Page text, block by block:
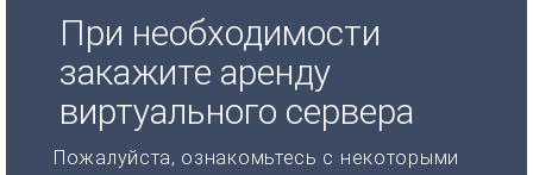
При необходимости
закажите аренду
виртуального сервера
Пожалуйста, ознакомьтесь с некоторыми